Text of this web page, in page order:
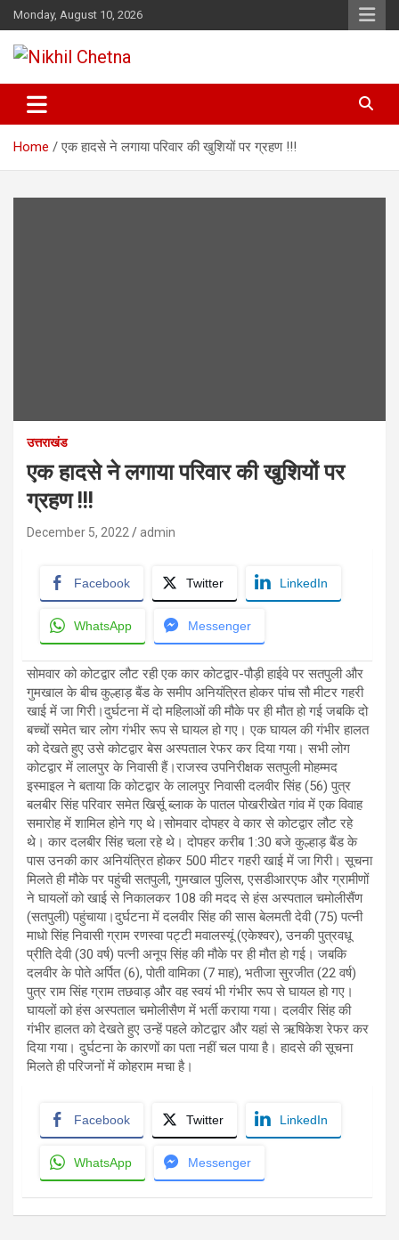
Skip
to
content
Monday, August 10, 2026
Nikhil Chetna
Home एक हादसे ने लगाया परिवार की खुशियों पर ग्रहण !!!
उत्तराखंड
एक हादसे ने लगाया परिवार की खुशियों पर
ग्रहण !!!
December 5, 2022 admin
Facebook Twitter LinkedIn
WhatsApp Messenger
सोमवार को कोटद्वार लौट रही एक कार कोटद्वार-पौड़ी हाईवे पर सतपुली और
गुमखाल के बीच कुल्हाड़ बैंड के समीप अनियंत्रित होकर पांच सौ मीटर गहरी
खाई में जा गिरी।दुर्घटना में दो महिलाओं की मौके पर ही मौत हो गई जबकि दो
बच्चों समेत चार लोग गंभीर रूप से घायल हो गए। एक घायल की गंभीर हालत
को देखते हुए उसे कोटद्वार बेस अस्पताल रेफर कर दिया गया। सभी लोग
कोटद्वार में लालपुर के निवासी हैं।राजस्व उपनिरीक्षक सतपुली मोहम्मद
इस्माइल ने बताया कि कोटद्वार के लालपुर निवासी दलवीर सिंह (56) पुत्र
बलबीर सिंह परिवार समेत खिर्सू ब्लाक के पातल पोखरीखेत गांव में एक विवाह
समारोह में शामिल होने गए थे।सोमवार दोपहर वे कार से कोटद्वार लौट रहे
थे। कार दलबीर सिंह चला रहे थे। दोपहर करीब 1:30 बजे कुल्हाड़ बैंड के
पास उनकी कार अनियंत्रित होकर 500 मीटर गहरी खाई में जा गिरी। सूचना
मिलते ही मौके पर पहुंची सतपुली, गुमखाल पुलिस, एसडीआरएफ और ग्रामीणों
ने घायलों को खाई से निकालकर 108 की मदद से हंस अस्पताल चमोलीसैंण
(सतपुली) पहुंचाया।दुर्घटना में दलवीर सिंह की सास बेलमती देवी (75) पत्नी
माधो सिंह निवासी ग्राम रणस्वा पट्टी मवालस्यूं (एकेश्वर), उनकी पुत्रवधू
प्रीति देवी (30 वर्ष) पत्नी अनूप सिंह की मौके पर ही मौत हो गई। जबकि
दलवीर के पोते अर्पित (6), पोती वामिका (7 माह), भतीजा सुरजीत (22 वर्ष)
पुत्र राम सिंह ग्राम तछवाड़ और वह स्वयं भी गंभीर रूप से घायल हो गए।
घायलों को हंस अस्पताल चमोलीसैण में भर्ती कराया गया। दलवीर सिंह की
गंभीर हालत को देखते हुए उन्हें पहले कोटद्वार और यहां से ऋषिकेश रेफर कर
दिया गया। दुर्घटना के कारणों का पता नहीं चल पाया है। हादसे की सूचना
मिलते ही परिजनों में कोहराम मचा है।
Facebook Twitter LinkedIn
WhatsApp Messenger